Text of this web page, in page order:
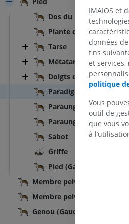
Dos du pied
Plante du pied
Tarse
Métatarse
Doigts du pied
Paradigitus
Paraunguicula
Paraungula
Sabot
Griffe
Pied (Gauche)
Membre pelvien - Muscles
Membre pelvien - Insertions
Genou (Gauche)
PREMIUM
IMAIOS et
données
fins
et services,
politique
Vous
outil de
que vous
à